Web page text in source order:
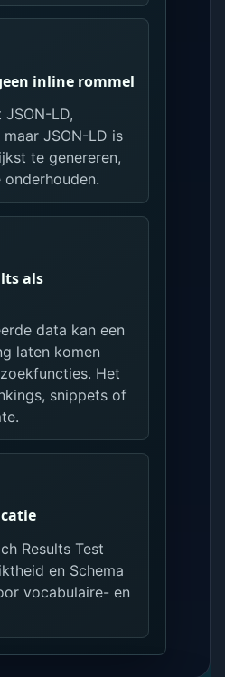
inline rommel
LD,
JSON-LD is
te genereren,
als
data kan een
laten komen
Het
snippets of
Results Test
en Schema
vocabulaire- en